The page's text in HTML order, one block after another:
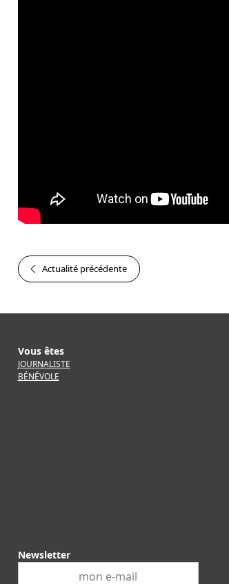
Actualité précédente
Vous êtes
JOURNALISTE
BÉNÉVOLE
Newsletter